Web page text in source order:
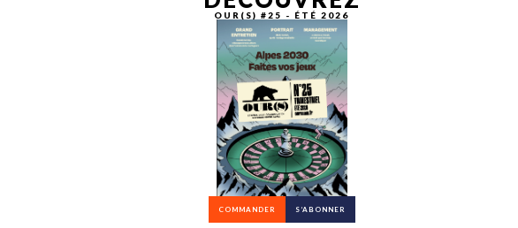
OUR(S) #25 - ÉTÉ 2026
COMMANDER S’ABONNER